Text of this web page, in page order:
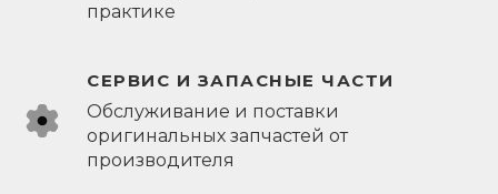
практике
СЕРВИС И ЗАПАСНЫЕ ЧАСТИ
Обслуживание и поставки
оригинальных запчастей от
производителя